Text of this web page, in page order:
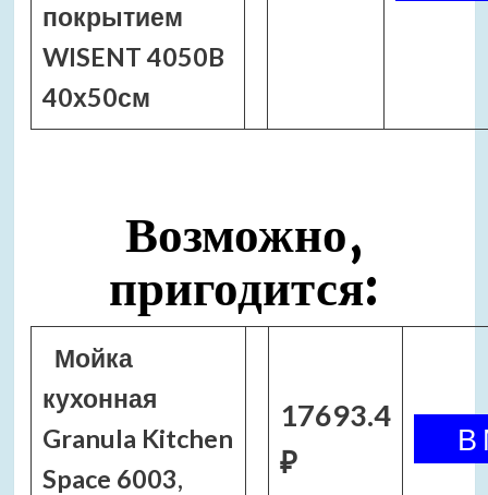
покрытием
WISENT 4050B
40х50см
Возможно,
пригодится:
Мойка
кухонная
Granula Kitchen
Space 6003,
17693.4
₽